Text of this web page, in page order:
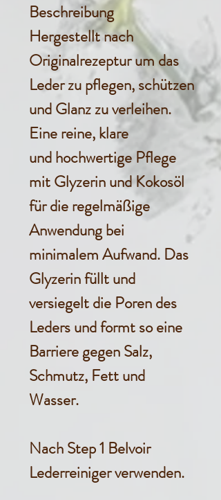
Beschreibung
Hergestellt nach
Originalrezeptur um das
Leder zu pflegen, schützen
und Glanz zu verleihen.
Eine reine, klare
und hochwertige Pflege
mit Glyzerin und Kokosöl
für die regelmäßige
Anwendung bei
minimalem Aufwand. Das
Glyzerin füllt und
versiegelt die Poren des
Leders und formt so eine
Barriere gegen Salz,
Schmutz, Fett und
Wasser.
Nach Step 1 Belvoir
Lederreiniger verwenden.